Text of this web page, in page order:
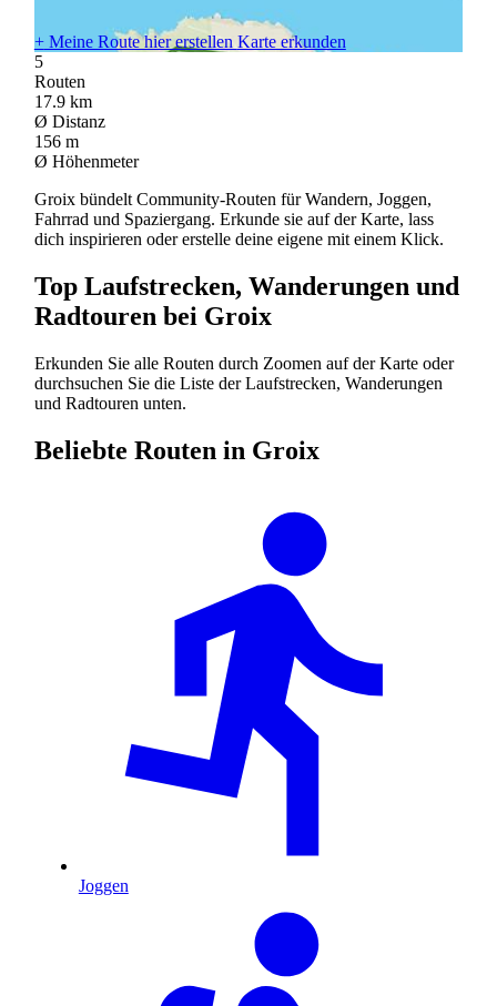
+Meine Route hier erstellen Karte erkunden
5
Routen
17.9 km
Ø Distanz
156 m
Ø Höhenmeter
Groix bündelt Community-Routen für Wandern, Joggen,
Fahrrad und Spaziergang. Erkunde sie auf der Karte, lass
dich inspirieren oder erstelle deine eigene mit einem Klick.
Top Laufstrecken, Wanderungen und
Radtouren bei Groix
Erkunden Sie alle Routen durch Zoomen auf der Karte oder
durchsuchen Sie die Liste der Laufstrecken, Wanderungen
und Radtouren unten.
Beliebte Routen in Groix
Joggen